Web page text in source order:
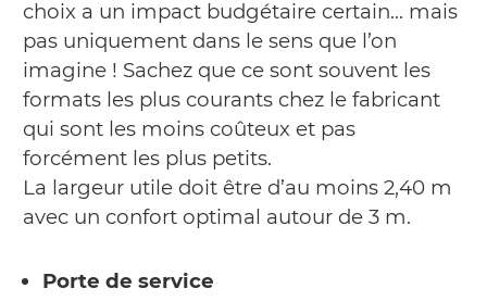
choix a un impact budgétaire certain… mais
pas uniquement dans le sens que l’on
imagine ! Sachez que ce sont souvent les
formats les plus courants chez le fabricant
qui sont les moins coûteux et pas
forcément les plus petits.
La largeur utile doit être d’au moins 2,40 m
avec un confort optimal autour de 3 m.
Porte de service